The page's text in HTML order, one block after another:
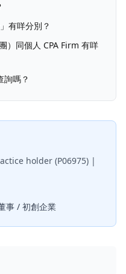
有咩分別？
）同個人 CPA Firm 有咩
詢嗎？
holder (P06975) |
事 / 初創企業